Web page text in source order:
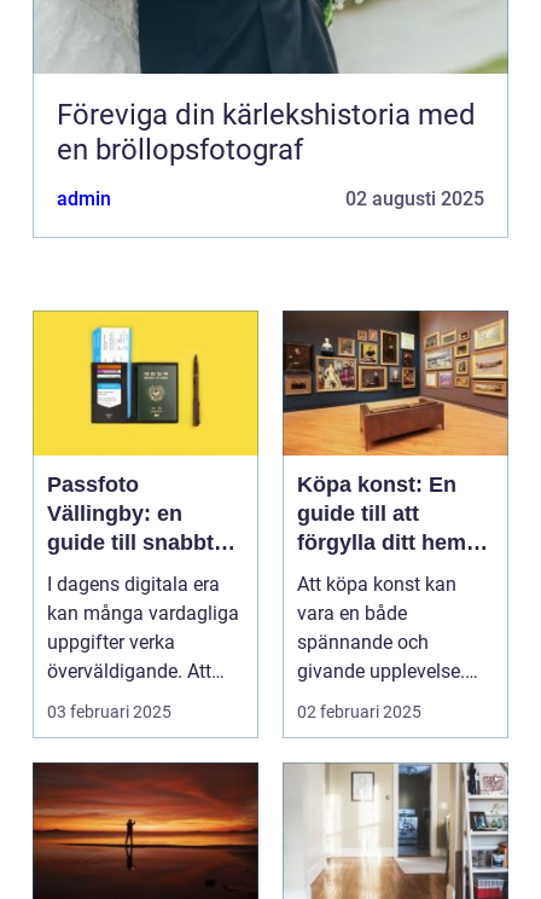
Föreviga din kärlekshistoria med
en bröllopsfotograf
admin 02 augusti 2025
Passfoto
Vällingby: en
guide till snabbt
och smidigt foto
I dagens digitala era
kan många vardagliga
uppgifter verka
överväldigande. Att
ordna...
03 februari 2025
Köpa konst: En
guide till att
förgylla ditt hem
med unik skönhet
Att köpa konst kan
vara en både
spännande och
givande upplevelse.
Det handlar inte b...
02 februari 2025